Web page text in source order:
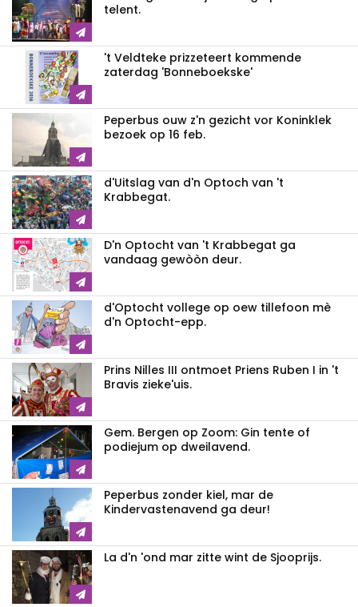
telent.
't Veldteke prizzeteert kommende
zaterdag 'Bonneboekske'
Peperbus ouw z'n gezicht vor Koninklek
bezoek op 16 feb.
d'Uitslag van d'n Optoch van 't
Krabbegat.
D'n Optocht van 't Krabbegat ga
vandaag gewòòn deur.
d'Optocht vollege op oew tillefoon mè
d'n Optocht-epp.
Prins Nilles III ontmoet Priens Ruben I in 't
Bravis zieke'uis.
Gem. Bergen op Zoom: Gin tente of
podiejum op dweilavend.
Peperbus zonder kiel, mar de
Kindervastenavend ga deur!
La d'n 'ond mar zitte wint de Sjooprijs.